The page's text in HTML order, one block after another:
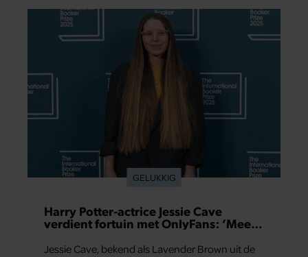
GELUKKIG
Harry Potter-actrice Jessie Cave
verdient fortuin met OnlyFans: ‘Meer
Jessie Cave, bekend als Lavender Brown uit de